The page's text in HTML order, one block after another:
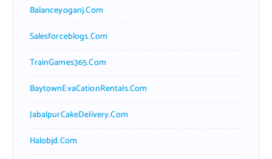
Balanceyoganj.com
Salesforceblogs.com
TrainGames365.com
BaytownEvaCationRentals.com
JabalpurCakeDelivery.com
Halobjd.com